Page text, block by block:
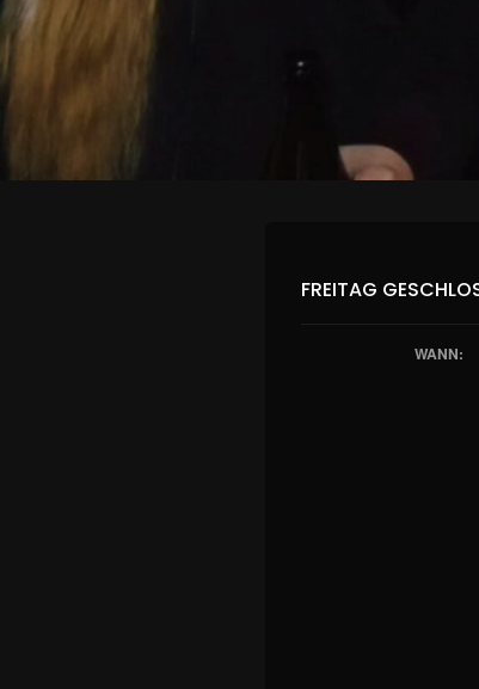
FREITAG
WANN: